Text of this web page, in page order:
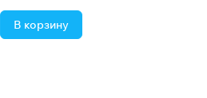
В корзину